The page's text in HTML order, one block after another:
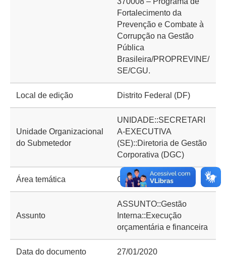
Fortalecimento da
Prevenção e Combate à
Corrupção na Gestão
Pública
Brasileira/PROPREVINE/
SE/CGU.
Local de edição Distrito Federal (DF)
Unidade Organizacional
do Submetedor
UNIDADE::SECRETARI
A-EXECUTIVA
(SE)::Diretoria de Gestão
Corporativa (DGC)
Área temática Gestão Interna
Assunto
ASSUNTO::Gestão
Interna::Execução
orçamentária e financeira
Data do documento 27/01/2020